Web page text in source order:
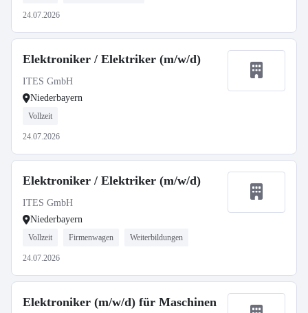
24.07.2026
Elektroniker / Elektriker (m/w/d)
ITES GmbH
Niederbayern
Vollzeit
24.07.2026
Elektroniker / Elektriker (m/w/d)
ITES GmbH
Niederbayern
Vollzeit Firmenwagen Weiterbildungen
24.07.2026
Elektroniker (m/w/d) für Maschinen